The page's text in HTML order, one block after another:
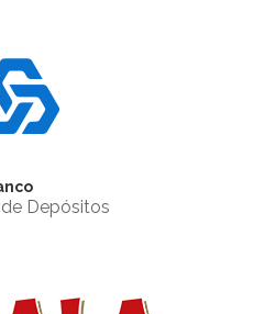
Depósitos